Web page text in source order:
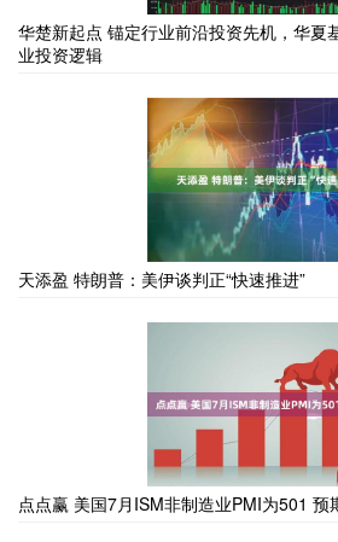
华楚新起点 锚定行业前沿投资先机，华夏
业投资逻辑
天添盈 特朗普：美伊谈判正“快速推进”
点点赢 美国7月ISM非制造业PMI为501 预